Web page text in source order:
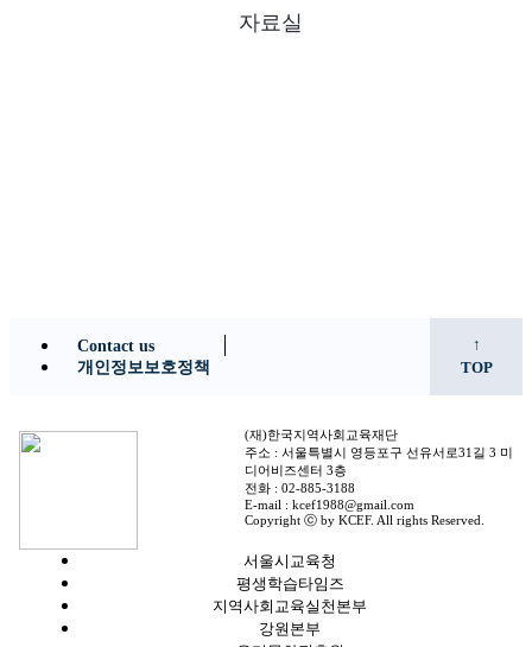
자료실
Contact us
개인정보보호정책
↑
TOP
(재)한국지역사회교육재단
주소 : 서울특별시 영등포구 선유서로31길 3 미
디어비즈센터 3층
전화 : 02-885-3188
E-mail : kcef1988@gmail.com
Copyright ⓒ by KCEF. All rights Reserved.
서울시교육청
평생학습타임즈
지역사회교육실천본부
강원본부